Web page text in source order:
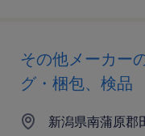
その他メーカー
グ・梱包、検品
新潟県南蒲原郡